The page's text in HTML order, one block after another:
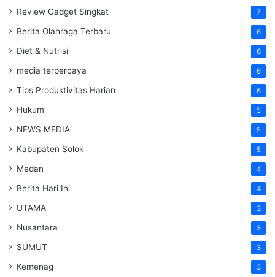
Review Gadget Singkat 7
Berita Olahraga Terbaru 6
Diet & Nutrisi 6
media terpercaya 6
Tips Produktivitas Harian 6
Hukum 5
NEWS MEDIA 5
Kabupaten Solok 5
Medan 4
Berita Hari Ini 4
UTAMA 3
Nusantara 3
SUMUT 3
Kemenag 3